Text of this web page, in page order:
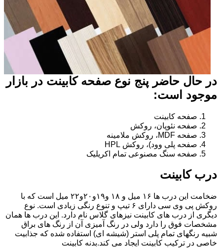
در حال حاضر پنج نوع صفحه کابینت در بازار
موجود است:
صفحه کابینت
صفحه نئوپان، روکش
صفحه MDF، روکش ملامینه
صفحه پلی وود)، روکش HPL
صفحه سنگ مصنوعی تمام اکریلیک
درب کابینت
ضخامت این درب ها ۱۶ میل و ۱۸ و١٩و٢٠و٢٢ میل است که با
روکش پی وی سی دارای ۶ تیپ و تنوع رنگی زیادی است. نوع
دیگری از درب های کابینت نیزهای گلاس نام دارد. این درب ها همان
مشخصات فوق را دارد ولی در رنگ آمیزی آن از رنگ های براق
شبیه رنگهای تمام پلی استر (شیشه ای) استفاده شده که جذابیت
خاصی در ترکیب کابینت ایجاد می کند.بدنه کابینت